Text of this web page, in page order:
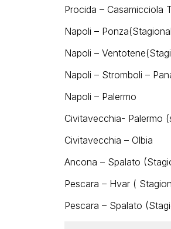
Procida – Casamicciola
Napoli –
Napoli –
Napoli – Stromboli –
Napoli – Palermo
Civitavecchia- Palermo
Civitavecchia – Olbia
Ancona – Spalato
Pescara – Hvar (
Pescara – Spalato